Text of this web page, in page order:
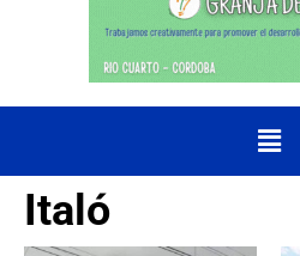
Italó